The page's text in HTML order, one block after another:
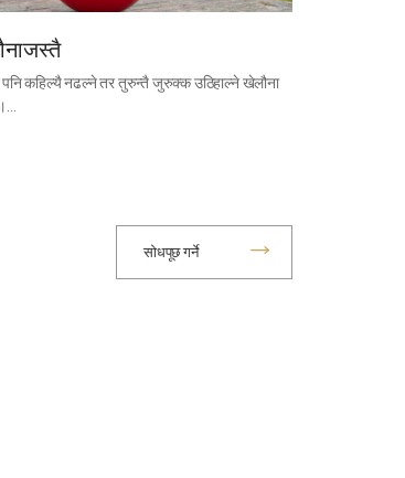
कहिल्यै नढल्ने तर तुरुन्तै जुरुक्क उठिहाल्ने खेलौना
सोधपूछ गर्ने